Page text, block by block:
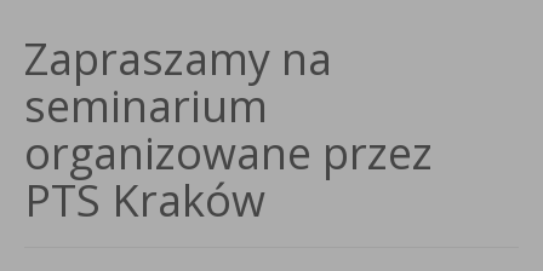
Zapraszamy na
seminarium
organizowane przez
PTS Kraków